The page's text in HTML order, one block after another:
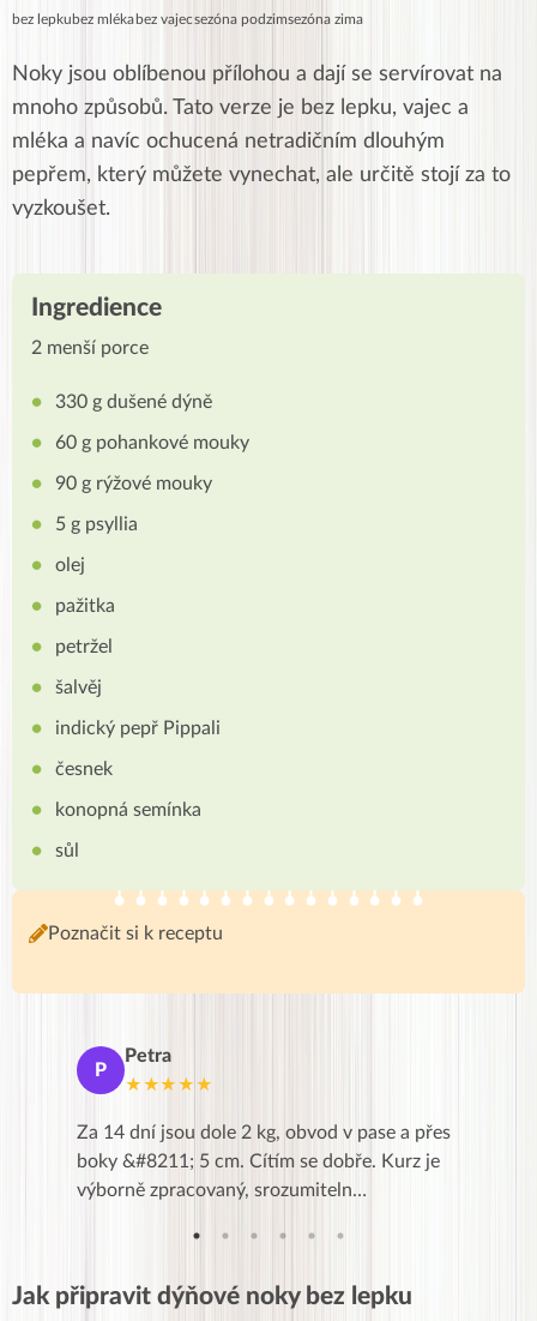
bez lepkubez mlékabez vajecsezóna podzimsezóna zima
Noky jsou oblíbenou přílohou a dají se servírovat na
mnoho způsobů. Tato verze je bez lepku, vajec a
mléka a navíc ochucená netradičním dlouhým
pepřem, který můžete vynechat, ale určitě stojí za to
vyzkoušet.
Ingredience
2 menší porce
330 g dušené dýně
60 g pohankové mouky
90 g rýžové mouky
5 g psyllia
olej
pažitka
petržel
šalvěj
indický pepř Pippali
česnek
konopná semínka
sůl
Poznačit si k receptu
P
Petra
★★★★★
Za 14 dní jsou dole 2 kg, obvod v pase a přes
boky &#8211; 5 cm. Cítím se dobře. Kurz je
výborně zpracovaný, srozumiteln…
Jak připravit dýňové noky bez lepku